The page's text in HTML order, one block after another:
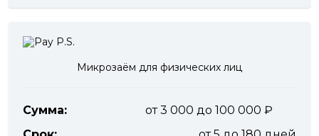
Микрозаём для физических лиц
Сумма:
от 3 000 до 100 000